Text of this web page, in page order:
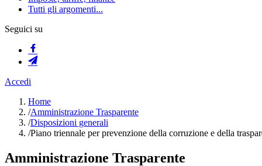
Tutti gli argomenti...
Seguici su
Accedi
Home
/Amministrazione Trasparente
/Disposizioni generali
/Piano triennale per prevenzione della corruzione e della
Amministrazione Trasparente